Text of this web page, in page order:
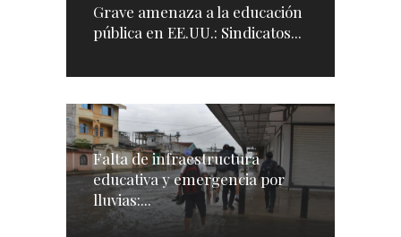
Grave amenaza a la educación
pública en EE.UU.: Sindicatos...
Falta de infraestructura
educativa y emergencia por
lluvias:...